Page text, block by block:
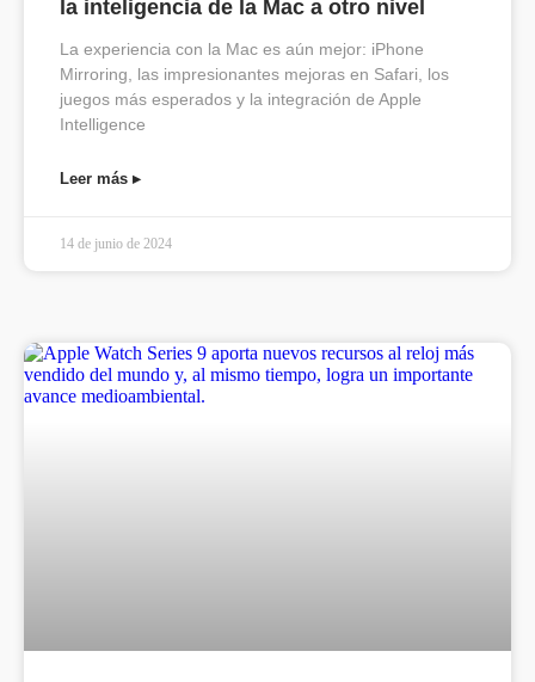
la inteligencia de la Mac a otro nivel
La experiencia con la Mac es aún mejor: iPhone
Mirroring, las impresionantes mejoras en Safari, los
juegos más esperados y la integración de Apple
Intelligence
Leer más ▸
14 de junio de 2024